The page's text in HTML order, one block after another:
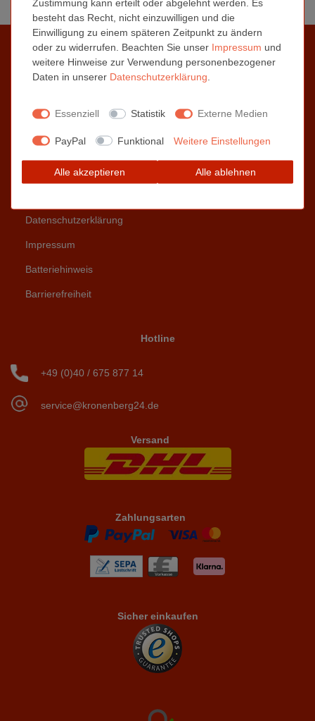
Informationen
Kontaktformular
Über uns | Das Kronenberg Team
Datenschutzerklärung
Impressum
Batteriehinweis
Barrierefreiheit
Hotline
+49 (0)40 / 675 877 14
service@kronenberg24.de
Versand
Zahlungsarten
Sicher einkaufen
besteht das Recht, nicht einzuwilligen und die
Einwilligung zu einem späteren Zeitpunkt zu ändern
oder zu widerrufen. Beachten Sie unser Impressum und
weitere Hinweise zur Verwendung personenbezogener
Daten in unserer Daten­schutz­erklärung
Essenziell Statistik Externe Medien
PayPal Funktional Weitere Einstellungen
Alle akzeptieren Alle ablehnen